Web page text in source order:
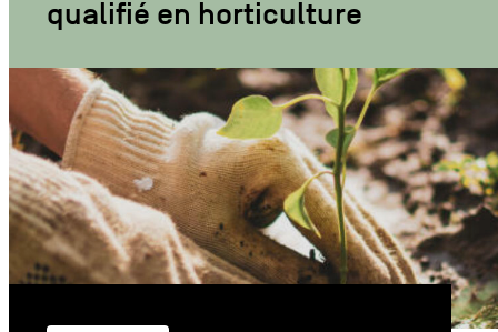
qualifié en horticulture